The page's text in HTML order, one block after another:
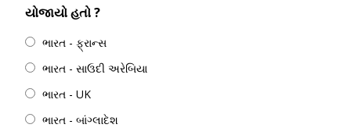
યોજાયો હતો ?
ભારત - ફ્રાન્સ
ભારત - સાઉદી અરેબિયા
ભારત - UK
ભારત - બાંગ્લાદેશ